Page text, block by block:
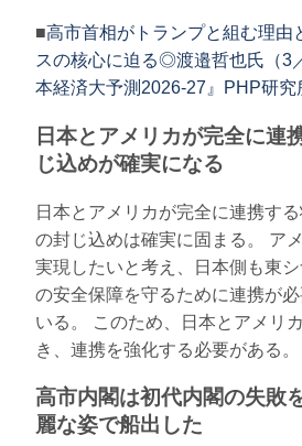
■高市首相がトランプと組む理由
スの核心に迫る◎渡邉哲也氏（3
本経済大予測2026-27』PHP研究
日本とアメリカが完全に連
じ込めが確実になる
日本とアメリカが完全に連携す
の封じ込めは確実に固まる。 ア
実現したいと考え、日本側も東
の安全保障を守るために連携が
いる。 このため、日本とアメリ
き、連携を強化する必要がある。
高市内閣は初代内閣の失敗
麗な姿で船出した